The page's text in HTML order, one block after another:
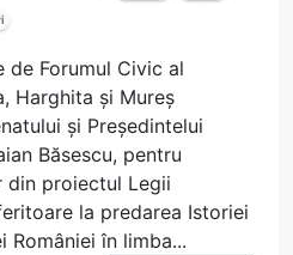
de Forumul Civic al
Harghita și Mureș
și Președintelui
Băsescu, pentru
proiectul Legii
la predarea Istoriei
României în limba...